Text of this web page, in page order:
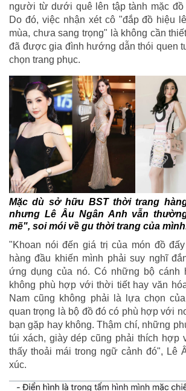
người từ dưới quê lên tập tành mặc đồ
Do đó, việc nhận xét cô "đắp đồ hiệu
mùa, chưa sang trọng" là không cần
đã được gia đình hướng dẫn thói quen
chọn trang phục.
Mặc dù sở hữu BST thời trang
nhưng Lê Âu Ngân Anh vẫn
mẽ", soi mói về gu thời trang của
"Khoan nói đến giá trị của món đồ
hàng đầu khiến mình phải suy nghĩ
ứng dụng của nó. Có những bộ cánh
không phù hợp với thời tiết hay văn
Nam cũng không phải là lựa chọn
quan trọng là bộ đồ đó có phù hợp với
bạn gặp hay không. Thậm chí, những
túi xách, giày dép cũng phải thích hợp
thấy thoải mái trong ngữ cảnh đó", Lê
xúc.